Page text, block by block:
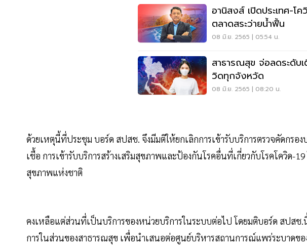
อานิสงส์ เปิดประเทศ-โ
ตลาดสระว่ายน้ำฟื้น
08 มิ.ย. 2565 | 05:54 น.
สาธารณสุข จ่อลดระดับ
วิดทุกจังหวัด
08 มิ.ย. 2565 | 08:20 น.
ด้วยเหตุนี้ที่ประชุม บอร์ด สปสช. จึงมีมติให้ยกเลิกการเข้ารับบริการตรวจคัดกรอ
เชื้อ การเข้ารับบริการสร้างเสริมสุขภาพและป้องกันโรคอื่นที่เกี่ยวกับโรคโควิด-
สุขภาพแห่งชาติ
คงเหลือแต่ส่วนที่เป็นบริการของหน่วยบริการในระบบต่อไป โดยมติบอร์ด สปสช.
การในส่วนของสาธารณสุข เพื่อนำเสนอต่อศูนย์บริหารสถานการณ์แพร่ระบาดขอ